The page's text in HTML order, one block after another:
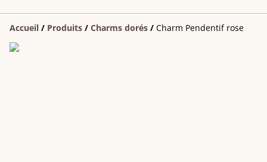
Accueil / Produits / Charms dorés / Charm Pendentif rose